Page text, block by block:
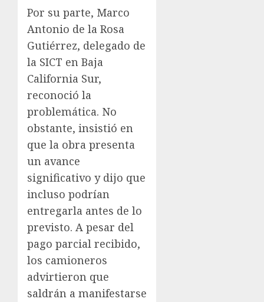
Por su parte, Marco
Antonio de la Rosa
Gutiérrez, delegado de
la SICT en Baja
California Sur,
reconoció la
problemática. No
obstante, insistió en
que la obra presenta
un avance
significativo y dijo que
incluso podrían
entregarla antes de lo
previsto. A pesar del
pago parcial recibido,
los camioneros
advirtieron que
saldrán a manifestarse